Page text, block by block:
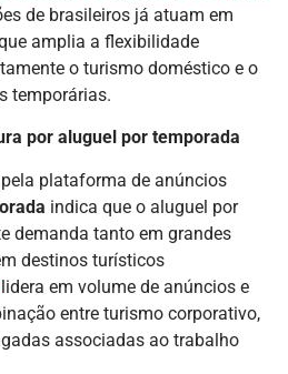
de brasileiros já atuam em
amplia a flexibilidade
o turismo doméstico e o
temporárias.
por aluguel por temporada
plataforma de anúncios
indica que o aluguel por
demanda tanto em grandes
destinos turísticos
lidera em volume de anúncios e
entre turismo corporativo,
associadas ao trabalho